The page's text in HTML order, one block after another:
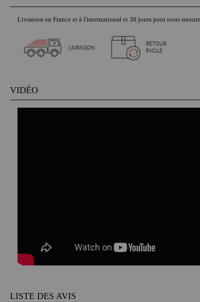
Livraison en France et à l'international et 30 jours pour nous
VIDÉO
LISTE DES AVIS